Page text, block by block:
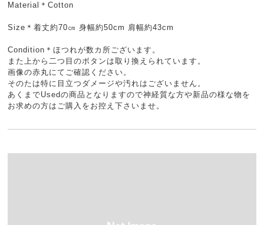
Material＊Cotton
Size＊着丈約70㎝ 身幅約50cm 肩幅約43cm
Condition＊ほつれが数カ所ございます。
また上から二つ目のボタンは取り換えられています。
画像の赤丸にてご確認ください。
そのたは特に目立つダメージや汚れはございません。
あくまでUsedの商品となりますので神経質な方や新品の様な物を
お求めの方はご購入をお控え下さいませ。